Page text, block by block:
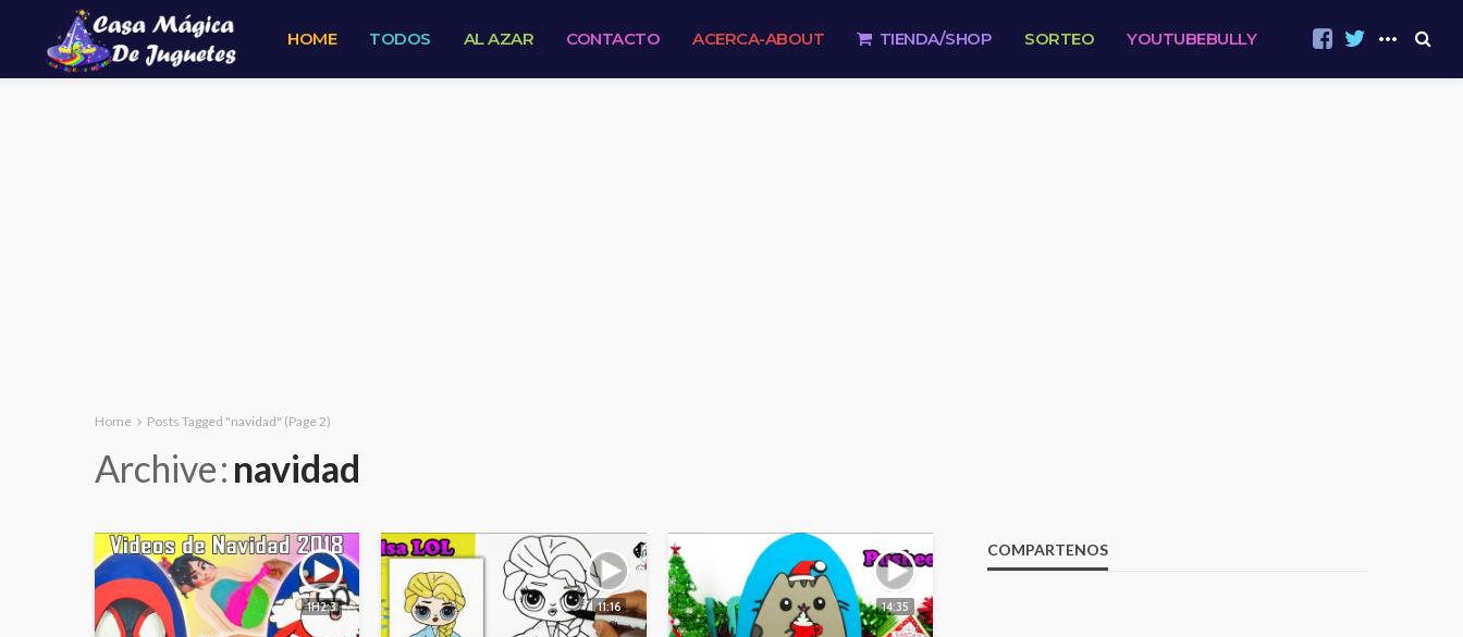
HOME TODOS AL AZAR CONTACTO ACERCA-ABOUT TIENDA/SHOP SORTEO YOUTUBEBULLY
Home Posts Tagged "navidad" (Page 2)
Archive navidad
1H2:3 11:16 14:35
COMPARTENOS